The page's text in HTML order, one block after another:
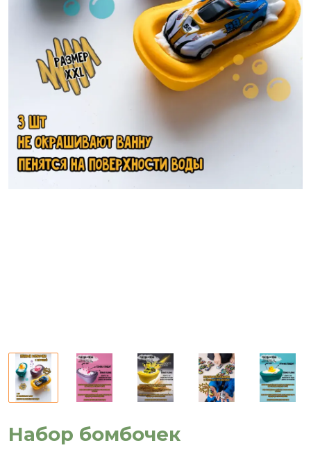
Набор бомбочек